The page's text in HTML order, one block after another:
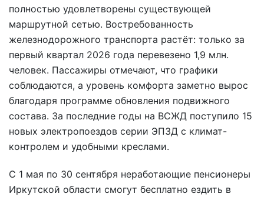
полностью удовлетворены существующей
маршрутной сетью. Востребованность
железнодорожного транспорта растёт: только за
первый квартал 2026 года перевезено 1,9 млн.
человек. Пассажиры отмечают, что графики
соблюдаются, а уровень комфорта заметно вырос
благодаря программе обновления подвижного
состава. За последние годы на ВСЖД поступило 15
новых электропоездов серии ЭП3Д с климат-
контролем и удобными креслами.
С 1 мая по 30 сентября неработающие пенсионеры
Иркутской области смогут бесплатно ездить в